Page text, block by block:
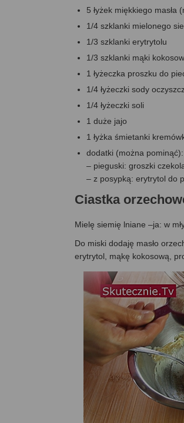
5 łyżek miękkiego masła
1/4 szklanki mielonego
1/3 szklanki erytrytolu
1/3 szklanki mąki
1 łyżeczka proszku do
1/4 łyżeczki sody
1/4 łyżeczki soli
1 duże jajo
1 łyżka śmietanki
dodatki (można pominąć):
– pieguski: groszki
– z posypką: erytrytol do
Ciastka
Mielę siemię lniane –ja: w
Do miski dodaję masło
erytrytol, mąkę kokosową,